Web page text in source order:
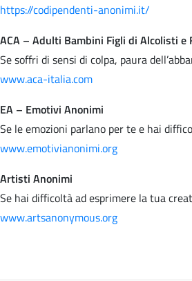
https://codipendenti-anonimi.it/
ACA – Adulti Bambini Figli di Alcolisti e
Se soffri di sensi di colpa, paura
www.aca-italia.com
EA – Emotivi Anonimi
Se le emozioni parlano per te e hai
www.emotivianonimi.org
Artisti Anonimi
Se hai difficoltà ad esprimere la tua
www.artsanonymous.org